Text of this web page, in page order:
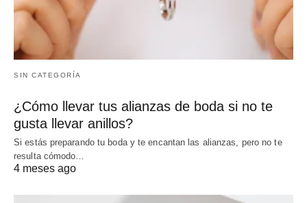
SIN CATEGORÍA
¿Cómo llevar tus alianzas de boda si no te
gusta llevar anillos?
Si estás preparando tu boda y te encantan las alianzas, pero no te
resulta cómodo…
4 meses ago